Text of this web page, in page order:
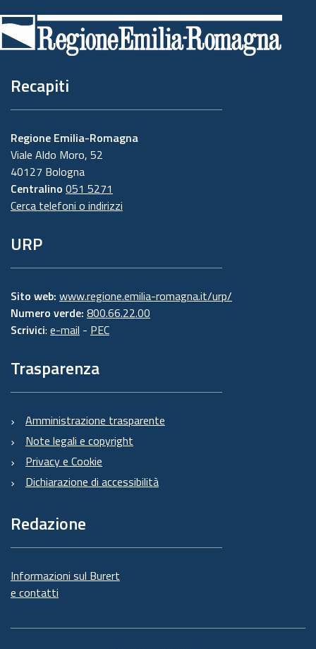
di
pagina
Recapiti
Regione Emilia-Romagna
Viale Aldo Moro, 52
40127 Bologna
Centralino 051 5271
Cerca telefoni o indirizzi
URP
Sito web: www.regione.emilia-romagna.it/urp/
Numero verde: 800.66.22.00
Scrivici: e-mail - PEC
Trasparenza
Amministrazione trasparente
Note legali e copyright
Privacy e Cookie
Dichiarazione di accessibilità
Redazione
Informazioni sul Burert
e contatti